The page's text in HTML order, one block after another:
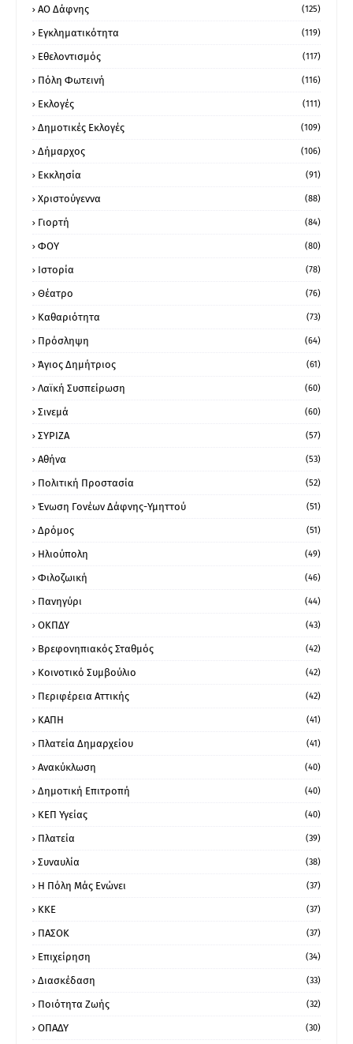
ΑΟ Δάφνης (125)
Εγκληματικότητα (119)
Εθελοντισμός (117)
Πόλη Φωτεινή (116)
Εκλογές (111)
Δημοτικές Εκλογές (109)
Δήμαρχος (106)
Εκκλησία (91)
Χριστούγεννα (88)
Γιορτή (84)
ΦΟΥ (80)
Ιστορία (78)
Θέατρο (76)
Καθαριότητα (73)
Πρόσληψη (64)
Άγιος Δημήτριος (61)
Λαϊκή Συσπείρωση (60)
Σινεμά (60)
ΣΥΡΙΖΑ (57)
Αθήνα (53)
Πολιτική Προστασία (52)
Ένωση Γονέων Δάφνης-Υμηττού (51)
Δρόμος (51)
Ηλιούπολη (49)
Φιλοζωική (46)
Πανηγύρι (44)
ΟΚΠΔΥ (43)
Βρεφονηπιακός Σταθμός (42)
Κοινοτικό Συμβούλιο (42)
Περιφέρεια Αττικής (42)
ΚΑΠΗ (41)
Πλατεία Δημαρχείου (41)
Ανακύκλωση (40)
Δημοτική Επιτροπή (40)
ΚΕΠ Υγείας (40)
Πλατεία (39)
Συναυλία (38)
Η Πόλη Μάς Ενώνει (37)
ΚΚΕ (37)
ΠΑΣΟΚ (37)
Επιχείρηση (34)
Διασκέδαση (33)
Ποιότητα Ζωής (32)
ΟΠΑΔΥ (30)